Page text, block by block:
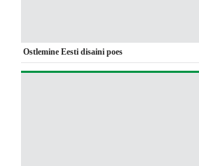
Ostlemine Eesti disaini poes